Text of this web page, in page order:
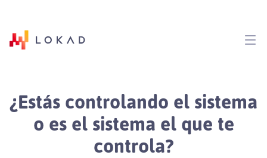
¿Estás controlando el sistema
o es el sistema el que te
controla?